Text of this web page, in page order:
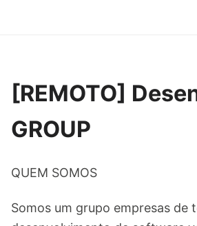
[REMOTO]
GROUP
QUEM SOMOS
Somos um grupo empresas de